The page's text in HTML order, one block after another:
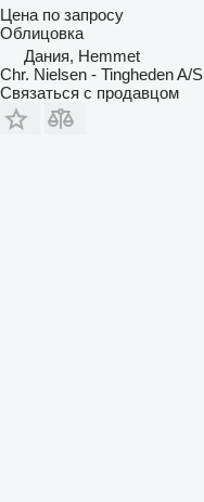
Цена по запросу
Облицовка
Дания, Hemmet
Chr. Nielsen - Tingheden A/S
Связаться с продавцом